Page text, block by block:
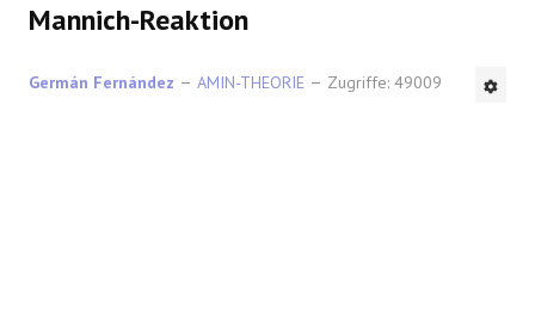
Mannich-Reaktion
Germán Fernández AMIN-THEORIE Zugriffe: 49009